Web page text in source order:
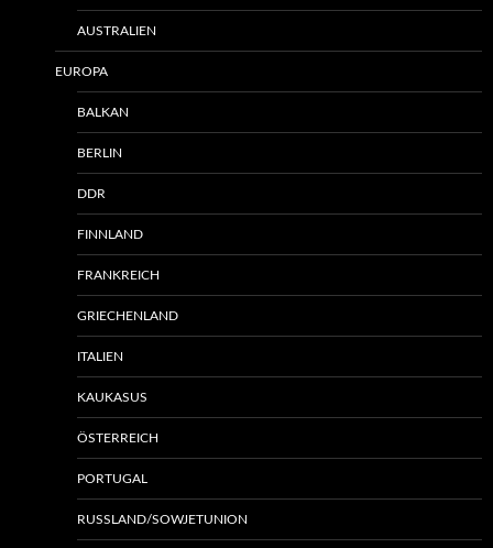
AUSTRALIEN
EUROPA
BALKAN
BERLIN
DDR
FINNLAND
FRANKREICH
GRIECHENLAND
ITALIEN
KAUKASUS
ÖSTERREICH
PORTUGAL
RUSSLAND/SOWJETUNION